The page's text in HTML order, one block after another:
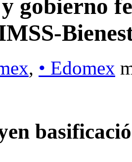
gobierno
, • Edomex